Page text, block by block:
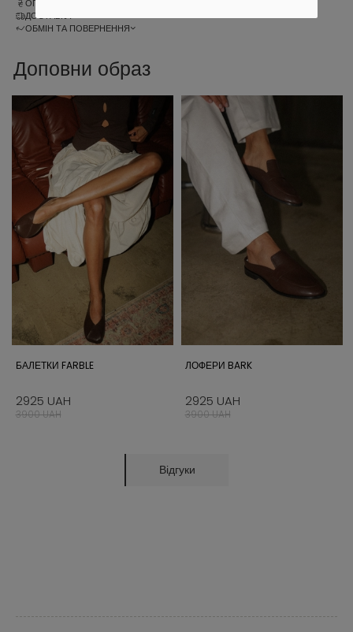
ОПЛАТА
ДОСТАВКА
ОБМІН ТА ПОВЕРНЕННЯ
Доповни образ
БАЛЕТКИ FARBLE
2925 UAH
3900 UAH
ЛОФЕРИ BARK
2925 UAH
3900 UAH
Відгуки